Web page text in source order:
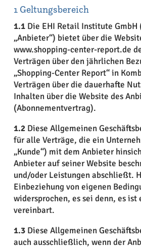
1 Geltungsbereich
1.1Die EHI Retail Institute GmbH
„Anbieter“) bietet über die
www.shopping-center-report.de
Verträgen über den jährlichen
„Shopping-Center Report“ in
Verträgen über die dauerhafte
Inhalten über die Website des
(Abonnementvertrag).
1.2Diese Allgemeinen
für alle Verträge, die ein
„Kunde“) mit dem Anbieter
Anbieter auf seiner Website
und/oder Leistungen abschließt.
Einbeziehung von eigenen
widersprochen, es sei denn, es ist
vereinbart.
1.3Diese Allgemeinen
auch ausschließlich, wenn der